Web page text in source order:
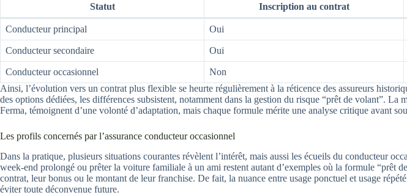
Statut Inscription au contrat
Conducteur principal Oui
Conducteur secondaire Oui
Conducteur occasionnel Non
Ainsi, l’évolution vers un contrat plus flexible se heurte régulièrement à la réticence des assureurs
des options dédiées, les différences subsistent, notamment dans la gestion du risque “prêt de volant”.
Ferma, témoignent d’une volonté d’adaptation, mais chaque formule mérite une analyse critique avant
Les profils concernés par l’assurance conducteur occasionnel
Dans la pratique, plusieurs situations courantes révèlent l’intérêt, mais aussi les écueils du conducteur
week-end prolongé ou prêter la voiture familiale à un ami restent autant d’exemples où la formule “prêt
contrat, leur bonus ou le montant de leur franchise. De fait, la nuance entre usage ponctuel et usage
éviter toute déconvenue future.